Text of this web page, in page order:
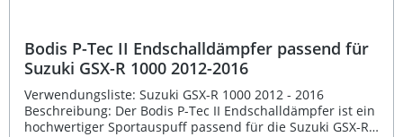
Bodis P-Tec II Endschalldämpfer passend für
Suzuki GSX-R 1000 2012-2016
Verwendungsliste: Suzuki GSX-R 1000 2012 - 2016
Beschreibung: Der Bodis P-Tec II Endschalldämpfer ist ein
hochwertiger Sportauspuff passend für die Suzuki GSX-R